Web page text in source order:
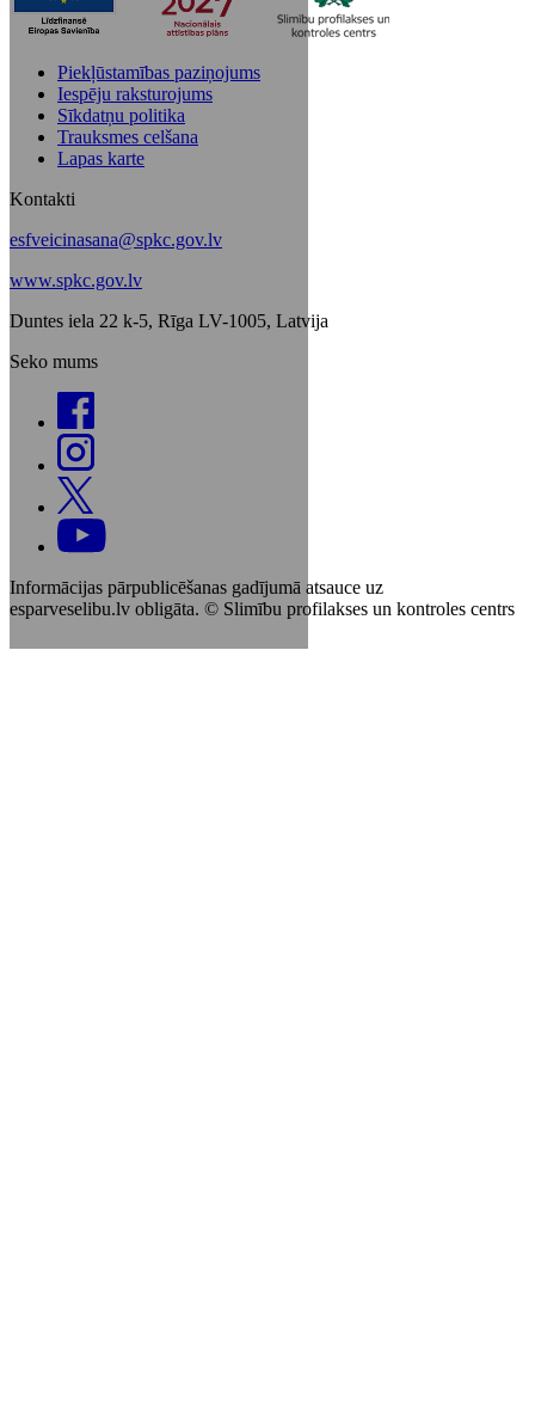
Piekļūstamības paziņojums
Iespēju raksturojums
Sīkdatņu politika
Trauksmes celšana
Lapas karte
Kontakti
esfveicinasana@spkc.gov.lv
www.spkc.gov.lv
Duntes iela 22 k-5, Rīga LV-1005, Latvija
Seko mums
Informācijas pārpublicēšanas gadījumā atsauce uz
esparveselibu.lv obligāta. © Slimību profilakses un kontroles centrs